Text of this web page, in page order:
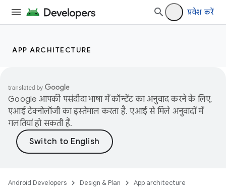
प्रवेश करें
APP ARCHITECTURE
Google आपकी पसंदीदा भाषा में कॉन्टेंट का अनुवाद करने के लिए,
एआई टेक्नोलॉजी का इस्तेमाल करता है. एआई से मिले अनुवादों में
गलतियां हो सकती हैं.
Android Developers Design & Plan App architecture